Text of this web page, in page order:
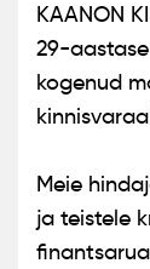
KAANON
29-
kogenud
Meie
ja teistele